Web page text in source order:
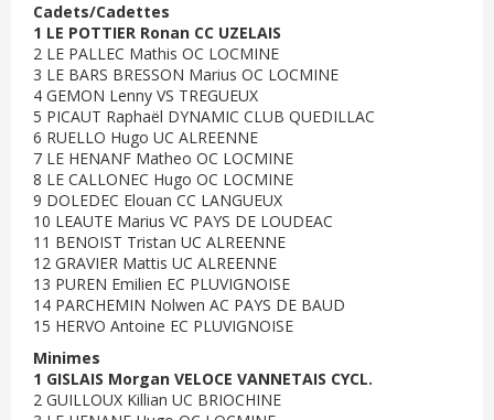
Cadets/Cadettes
1 LE POTTIER Ronan CC UZELAIS
2 LE PALLEC Mathis OC LOCMINE
3 LE BARS BRESSON Marius OC LOCMINE
4 GEMON Lenny VS TREGUEUX
5 PICAUT Raphaël DYNAMIC CLUB QUEDILLAC
6 RUELLO Hugo UC ALREENNE
7 LE HENANF Matheo OC LOCMINE
8 LE CALLONEC Hugo OC LOCMINE
9 DOLEDEC Elouan CC LANGUEUX
10 LEAUTE Marius VC PAYS DE LOUDEAC
11 BENOIST Tristan UC ALREENNE
12 GRAVIER Mattis UC ALREENNE
13 PUREN Emilien EC PLUVIGNOISE
14 PARCHEMIN Nolwen AC PAYS DE BAUD
15 HERVO Antoine EC PLUVIGNOISE
Minimes
1 GISLAIS Morgan VELOCE VANNETAIS CYCL.
2 GUILLOUX Killian UC BRIOCHINE